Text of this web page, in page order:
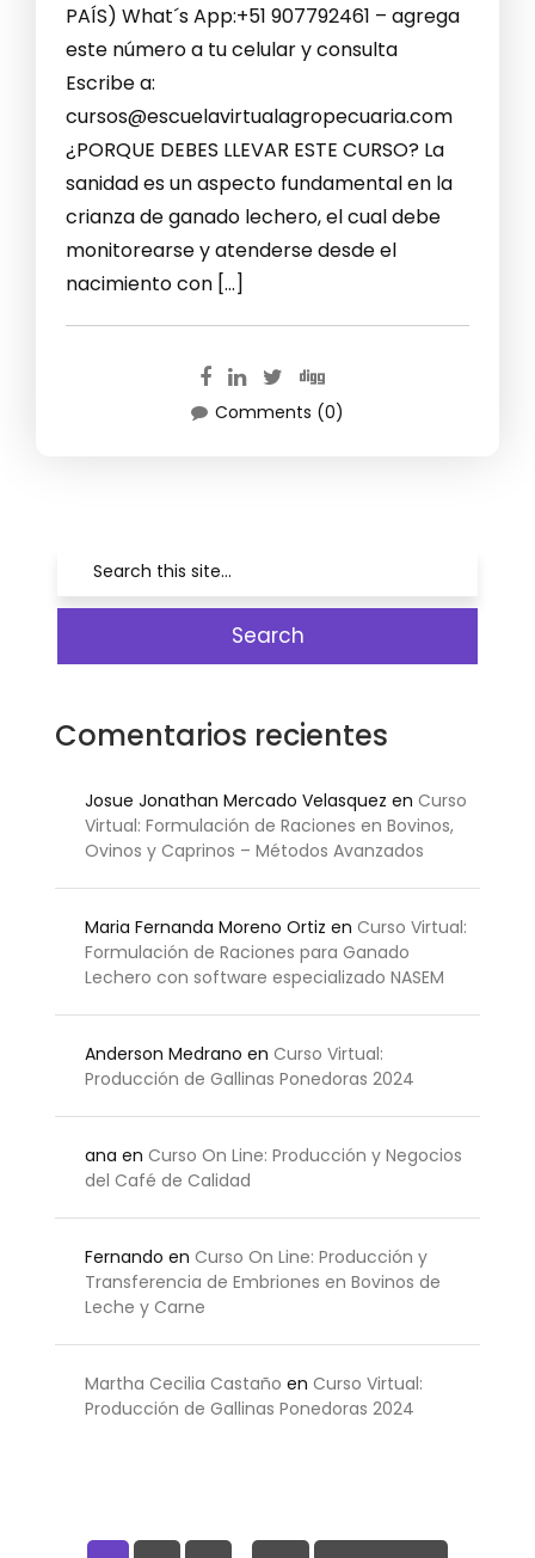
PAÍS) What´s App:+51 907792461 – agrega
este número a tu celular y consulta
Escribe a:
cursos@escuelavirtualagropecuaria.com
¿PORQUE DEBES LLEVAR ESTE CURSO? La
sanidad es un aspecto fundamental en la
crianza de ganado lechero, el cual debe
monitorearse y atenderse desde el
nacimiento con […]
Comments (0)
Comentarios recientes
Josue Jonathan Mercado Velasquez en Curso
Virtual: Formulación de Raciones en Bovinos,
Ovinos y Caprinos – Métodos Avanzados
Maria Fernanda Moreno Ortiz en Curso Virtual:
Formulación de Raciones para Ganado
Lechero con software especializado NASEM
Anderson Medrano en Curso Virtual:
Producción de Gallinas Ponedoras 2024
ana en Curso On Line: Producción y Negocios
del Café de Calidad
Fernando en Curso On Line: Producción y
Transferencia de Embriones en Bovinos de
Leche y Carne
Martha Cecilia Castaño en Curso Virtual:
Producción de Gallinas Ponedoras 2024